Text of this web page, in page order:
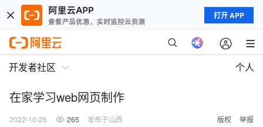
打开 APP
开发者社区 个人
在家学习web网页制作
2022-10-26 265 发布于山西 版权 举报